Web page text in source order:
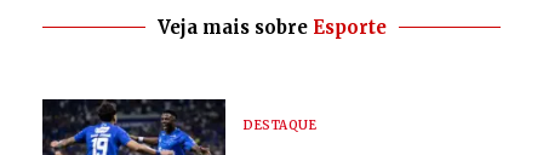
Veja mais sobre Esporte
DESTAQUE